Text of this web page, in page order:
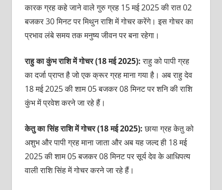
कारक ग्रह कहे जाने वाले गुरु ग्रह 15 मई 2025 की रात 02
बजकर 30 मिनट पर मिथुन राशि में गोचर करेंगे। इस गोचर का
प्रभाव लंबे समय तक मनुष्य जीवन पर बना रहेगा।
राहु का कुंभ राशि में गोचर (18 मई 2025):राहु को पापी ग्रह
का दर्जा प्राप्त है जो एक क्रूर ग्रह माना गया है। अब राहु देव
18 मई 2025 की शाम 05 बजकर 08 मिनट पर शनि की राशि
कुंभ में प्रवेश करने जा रहे हैं।
केतु का सिंह राशि में गोचर (18 मई 2025):छाया ग्रह केतु को
अशुभ और पापी ग्रह माना जाता और अब यह जल्द ही 18 मई
2025 की शाम 05 बजकर 08 मिनट पर सूर्य देव के आधिपत्य
वाली राशि सिंह में गोचर करने जा रहे हैं।